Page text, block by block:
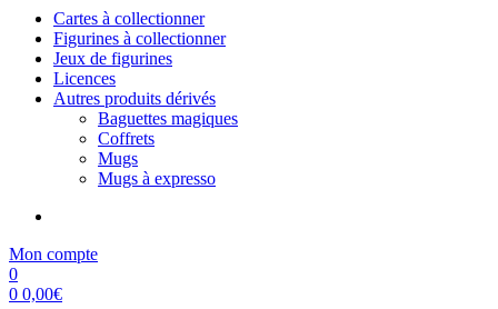
Cartes à collectionner
Figurines à collectionner
Jeux de figurines
Licences
Autres produits dérivés
Baguettes magiques
Coffrets
Mugs
Mugs à expresso
Mon compte
0
0 0,00€